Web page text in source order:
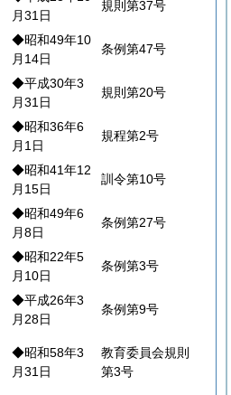
月31日
規則第37号
◆昭和49年10
月14日
条例第47号
◆平成30年3
月31日
規則第20号
◆昭和36年6
月1日
規程第2号
◆昭和41年12
月15日
訓令第10号
◆昭和49年6
月8日
条例第27号
◆昭和22年5
月10日
条例第3号
◆平成26年3
月28日
条例第9号
◆昭和58年3
月31日
教育委員会規則
第3号